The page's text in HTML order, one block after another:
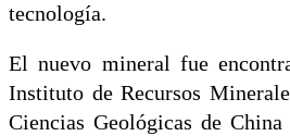
tecnología.
El nuevo mineral fue
Instituto de Recursos
Ciencias Geológicas de